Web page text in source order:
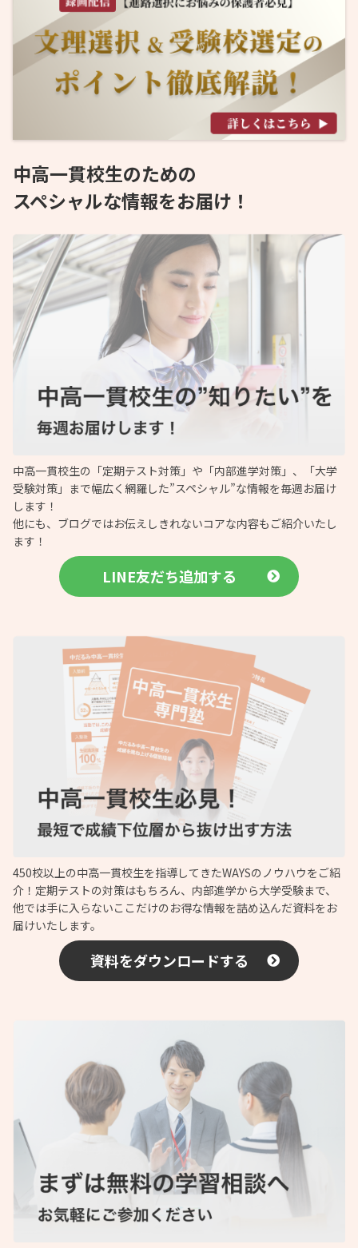
中高一貫校生のための
スペシャルな情報をお届け！
中高一貫校生の「定期テスト対策」や「内部進学対策」、「大学
受験対策」まで幅広く網羅した”スペシャル”な情報を毎週お届け
します！
他にも、ブログではお伝えしきれないコアな内容もご紹介いたし
ます！
LINE友だち追加する
450校以上の中高一貫校生を指導してきたWAYSのノウハウをご紹
介！定期テストの対策はもちろん、内部進学から大学受験まで、
他では手に入らないここだけのお得な情報を詰め込んだ資料をお
届けいたします。
資料をダウンロードする